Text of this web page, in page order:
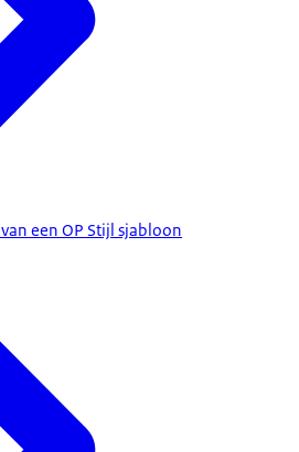
een OP Stijl sjabloon